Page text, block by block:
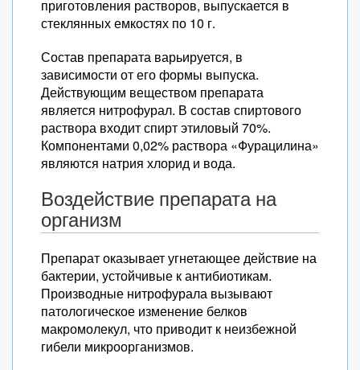
приготовления растворов, выпускается в
стеклянных емкостях по 10 г.
Состав препарата варьируется, в
зависимости от его формы выпуска.
Действующим веществом препарата
является нитрофурал. В состав спиртового
раствора входит спирт этиловый 70%.
Компонентами 0,02% раствора «Фурацилина»
являются натрия хлорид и вода.
Воздействие препарата на
организм
Препарат оказывает угнетающее действие на
бактерии, устойчивые к антибиотикам.
Производные нитрофурала вызывают
патологическое изменение белков
макромолекул, что приводит к неизбежной
гибели микроорганизмов.